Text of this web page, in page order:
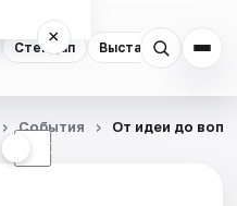
Стендап Выставки
×
☾
События От идеи до